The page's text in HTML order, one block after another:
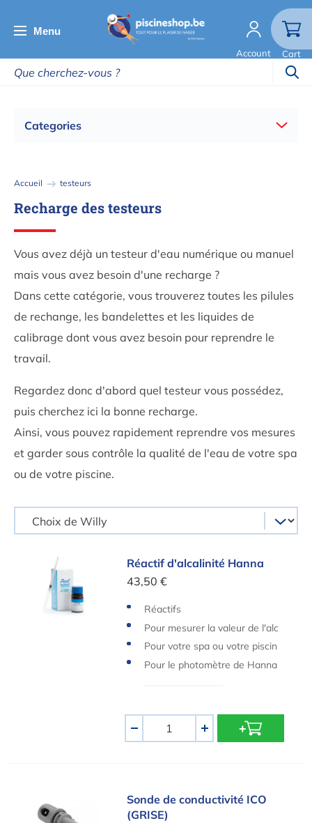
au
principal
Menu
Account Cart
Categories
Fil
Accueil testeurs
Recharge des testeurs
Vous avez déjà un testeur d'eau numérique ou manuel
mais vous avez besoin d'une recharge ?
Dans cette catégorie, vous trouverez toutes les pilules
de rechange, les bandelettes et les liquides de
calibrage dont vous avez besoin pour reprendre le
travail.
Regardez donc d'abord quel testeur vous possédez,
puis cherchez ici la bonne recharge.
Ainsi, vous pouvez rapidement reprendre vos mesures
et garder sous contrôle la qualité de l'eau de votre spa
ou de votre piscine.
Réactif d'alcalinité HannaRéactif d'alcalinité Hanna
43,50 €
Réactifs
Pour mesurer la valeur de l'alc
alinité
Pour votre spa ou votre piscin
e
Pour le photomètre de Hanna
+
Sonde de conductivité ICO (GRISE)
Sonde de conductivité ICO
(GRISE)